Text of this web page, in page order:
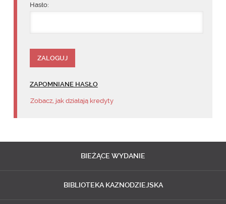
Hasło:
ZAPOMNIANE HASŁO
Zobacz, jak działają kredyty
BIEŻĄCE WYDANIE
BIBLIOTEKA KAZNODZIEJSKA